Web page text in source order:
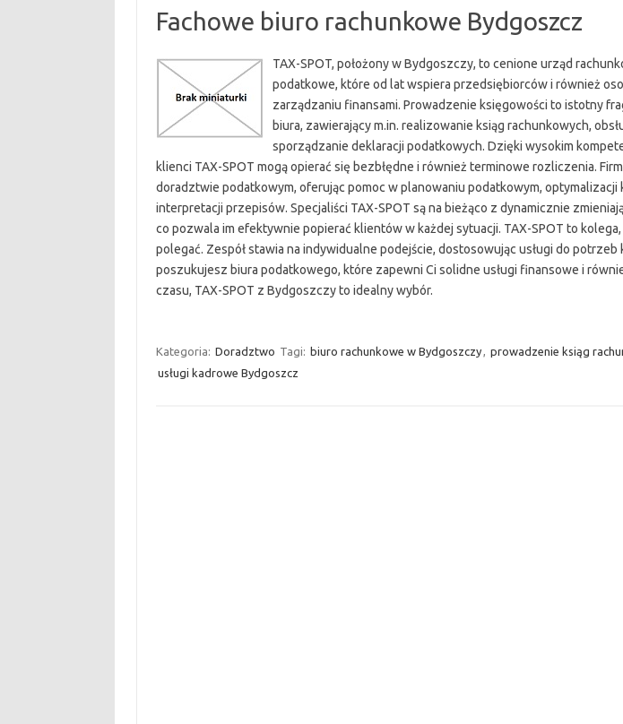
Fachowe biuro rachunkowe Bydgoszcz
TAX-SPOT, położony w Bydgoszczy, to cenione urząd
podatkowe, które od lat wspiera przedsiębiorców i również
zarządzaniu finansami. Prowadzenie księgowości to istotny
biura, zawierający m.in. realizowanie ksiąg rachunkowych,
sporządzanie deklaracji podatkowych. Dzięki wysokim
klienci TAX-SPOT mogą opierać się bezbłędne i również terminowe rozliczenia.
doradztwie podatkowym, oferując pomoc w planowaniu podatkowym, optymalizacji
interpretacji przepisów. Specjaliści TAX-SPOT są na bieżąco z dynamicznie
co pozwala im efektywnie popierać klientów w każdej sytuacji. TAX-SPOT to
polegać. Zespół stawia na indywidualne podejście, dostosowując usługi do potrzeb
poszukujesz biura podatkowego, które zapewni Ci solidne usługi finansowe i
czasu, TAX-SPOT z Bydgoszczy to idealny wybór.
Kategoria: Doradztwo Tagi: biuro rachunkowe w Bydgoszczy, prowadzenie ksiąg
usługi kadrowe Bydgoszcz